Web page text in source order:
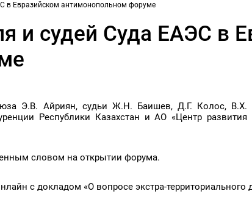
в Евразийском антимонопольном форуме
и судей Суда ЕАЭС в
Э.В. Айриян, судьи Ж.Н. Баишев, Д.Г. Колос,
Республики Казахстан и АО «Центр
словом на открытии форума.
с докладом «О вопросе экстра-территориального